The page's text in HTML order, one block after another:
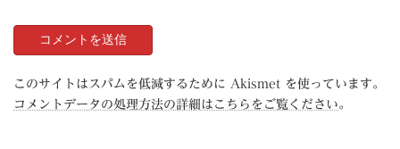
このサイトはスパムを低減するために Akismet を使っています。
コメントデータの処理方法の詳細はこちらをご覧ください。